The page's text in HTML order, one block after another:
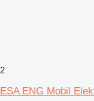
2
ESA ENG Mobil